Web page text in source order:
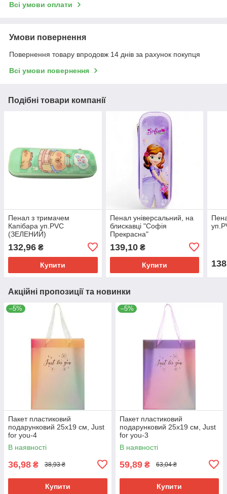
Всі умови оплати
Умови повернення
Повернення товару впродовж 14 днів за рахунок покупця
Всі умови повернення
Подібні товари компанії
Пенал з тримачем
Капібара уп.PVC
(ЗЕЛЕНИЙ)
132,96 ₴
Купити
Пенал універсальний, на
блискавці "Софія
Прекрасна"
139,10₴
Купити 138
Акційні пропозиції та новинки
–5%
Пакет пластиковий
подарунковий 25х19 см, Just
for you-4
В наявності
36,98 ₴ 38,93 ₴
Купити
–5%
Пакет пластиковий
подарунковий 25х19 см, Just
for you-3
В наявності
59,89 ₴ 63,04 ₴
Купити